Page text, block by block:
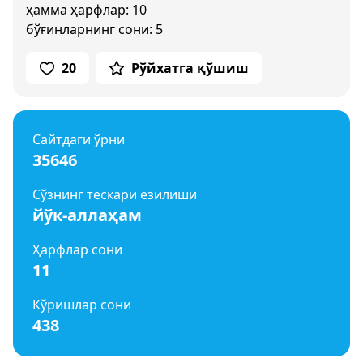
ҳамма ҳарфлар: 10
бўғинларнинг сони: 5
20 Рўйхатга қўшиш
Сайтдаги ўрни
35646
Сўзнинг тескари ёзилиши
йўк-аллаҳам
Ҳарфлар сони
11
Кўришлар сони
438